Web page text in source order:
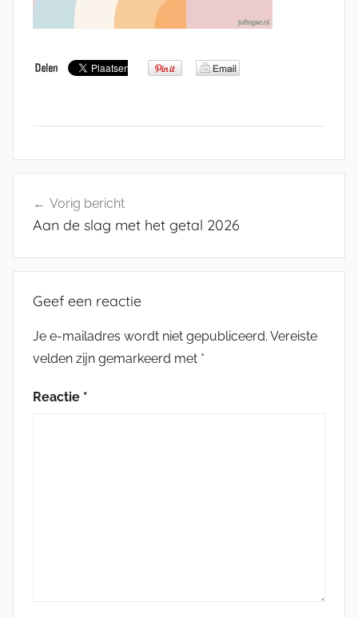
navigatie
Vorig bericht
Aan de slag met het getal 2026
Geef een reactie
Je e-mailadres wordt niet gepubliceerd. Vereiste
velden zijn gemarkeerd met *
Reactie *